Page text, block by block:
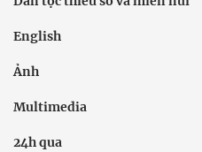
English
Ảnh
Multimedia
24h qua